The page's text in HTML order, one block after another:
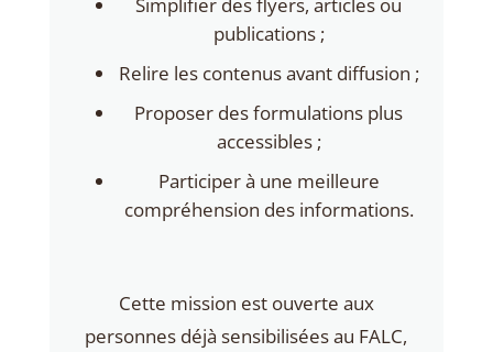
publications ;
Relire les contenus avant diffusion ;
Proposer des formulations plus
accessibles ;
Participer à une meilleure
compréhension des informations.
Cette mission est ouverte aux
personnes déjà sensibilisées au FALC,